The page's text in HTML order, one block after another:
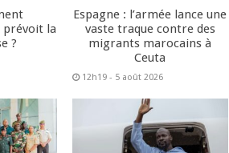
prévoit la
?
Espagne : l’armée lance une
vaste traque contre des
migrants marocains à
Ceuta
12h19 - 5 août 2026